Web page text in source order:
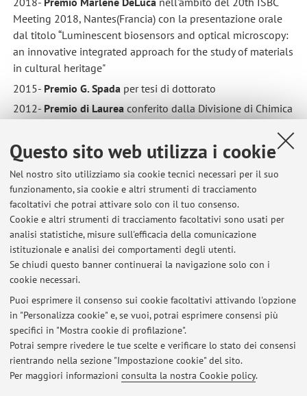
Questo sito web utilizza i cookie
Nel nostro sito utilizziamo sia cookie tecnici necessari per il suo
funzionamento, sia cookie e altri strumenti di tracciamento
facoltativi che potrai attivare solo con il tuo consenso.
Cookie e altri strumenti di tracciamento facoltativi sono usati per
analisi statistiche, misure sull'efficacia della comunicazione
istituzionale e analisi dei comportamenti degli utenti.
Se chiudi questo banner continuerai la navigazione solo con i
cookie necessari.
Puoi esprimere il consenso sui cookie facoltativi attivando l'opzione
in "Personalizza cookie" e, se vuoi, potrai esprimere consensi più
specifici in "Mostra cookie di profilazione".
Potrai sempre rivedere le tue scelte e verificare lo stato dei consensi
rientrando nella sezione "Impostazione cookie" del sito.
Per maggiori informazioni consulta la nostra Cookie policy.
Meeting 2018, Nantes(Francia) con la presentazione orale
dal titolo “Luminescent biosensors and optical microscopy:
an innovative integrated approach for the study of materials
in cultural heritage"
2015- Premio G. Spada per tesi di dottorato
2012- Premio di Laureaconferito dalla Divisione di Chimica
Ai sensi dell'ar.15 co. 1 lett. c) del Decreto Legislativo 33/2013 ed
in ottemperanza delle disposizioni del D.P.R. 445/2000 la
sottoscritta Martina Zangheri nata a Rimini il 02/03/1987
dichiara di NON svolgere incarichi, di NON avere titolarità di
cariche di diritto privato regolati o finanziati dalla pubblica
amministrazione e di NON svolgere attività professionali.
Ultimi avvisi
Al momento non sono presenti avvisi.